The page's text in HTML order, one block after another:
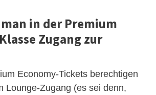
in der Premium
Zugang zur
Economy-Tickets berechtigen
Lounge-Zugang (es sei denn,